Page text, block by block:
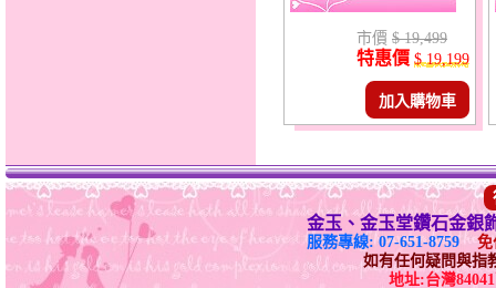
市價 $ 19,499
特惠價 $ 19,199
加入購物車
金玉、金玉堂鑽石金銀
服務專線: 07-651-8759
免
如有任何疑問與指
地址:台灣